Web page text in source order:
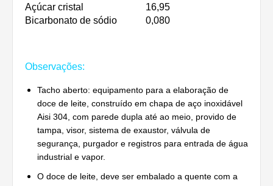
Açúcar cristal
16,95
Bicarbonato de sódio
0,080
Observações:
Tacho aberto: equipamento para a elaboração de
doce de leite, construído em chapa de aço inoxidável
Aisi 304, com parede dupla até ao meio, provido de
tampa, visor, sistema de exaustor, válvula de
segurança, purgador e registros para entrada de água
industrial e vapor.
O doce de leite, deve ser embalado a quente com a